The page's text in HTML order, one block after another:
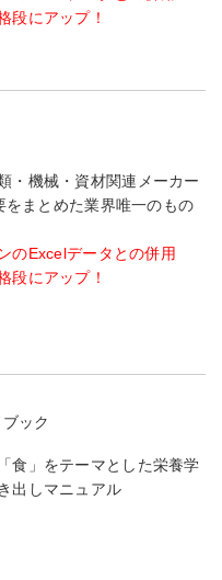
段にアップ！
・機械・資材関連メーカー
をまとめた業界唯一のもの
のExcelデータとの併用
段にアップ！
ック
食」をテーマとした栄養学
出しマニュアル